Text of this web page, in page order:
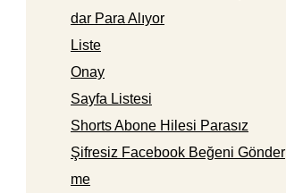
dar Para Alıyor
Liste
Onay
Sayfa Listesi
Shorts Abone Hilesi Parasız
Şifresiz Facebook Beğeni Gönder
me